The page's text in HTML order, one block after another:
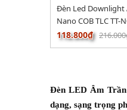
Đèn Led Downlight
Nano COB TLC TT-
118.800₫
Đèn LED Âm Trần
dạng, sạng trọng